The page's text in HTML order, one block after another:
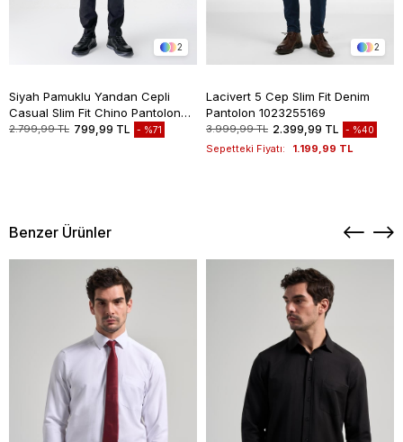
2
Siyah Pamuklu Yandan Cepli
Casual Slim Fit Chino Pantolon
1003235117
2.799,99 TL 799,99 TL %71
2
Lacivert 5 Cep Slim Fit Denim
Pantolon 1023255169
3.999,99 TL 2.399,99 TL %40
Sepetteki Fiyatı: 1.199,99 TL
Benzer Ürünler